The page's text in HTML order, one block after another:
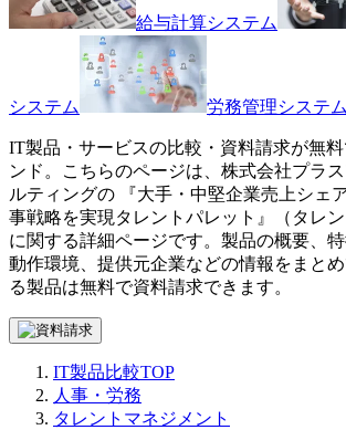
給与計算システム
システム 労務管理システム
IT製品・サービスの比較・資料請求が無
ンド。こちらのページは、 株式会社プラ
ルティングの 『大手・中堅企業売上シェ
事戦略を実現 タレントパレット 』（ タレ
に関する詳細ページです。製品の概要、
動作環境、提供元企業などの情報をまと
る製品は無料で資料請求できます。
IT製品比較TOP
人事・労務
タレントマネジメント